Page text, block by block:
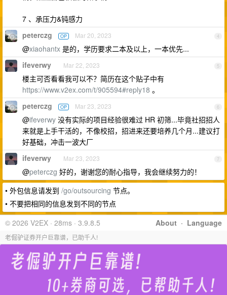
7 、承压力&钝感力
4
peterczg OP Mar 20, 2023
@xiaohantx 是的，学历要求二本及以上，一本优先...
5
ifeverwy Mar 22, 2023
楼主可否看看我可以不？简历在这个贴子中有
https://www.v2ex.com/t/905594#reply18 。
6
peterczg OP Mar 23, 2023
@ifeverwy 没有实际的项目经验很难过 HR 初筛...毕竟社招招人
来就是上手干活的，不像校招，招进来还要培养几个月...建议打
好基础，冲击一波大厂
7
ifeverwy Mar 23, 2023
@peterczg 好的，谢谢您的耐心指导，我会继续努力的！
• 外包信息请发到 /go/outsourcing 节点。
• 不要把相同的信息发到不同的节点
About · Language
© 2026 V2EX · 28ms · 3.9.8.5
老倔驴证券开户巨靠谱，已助千人!